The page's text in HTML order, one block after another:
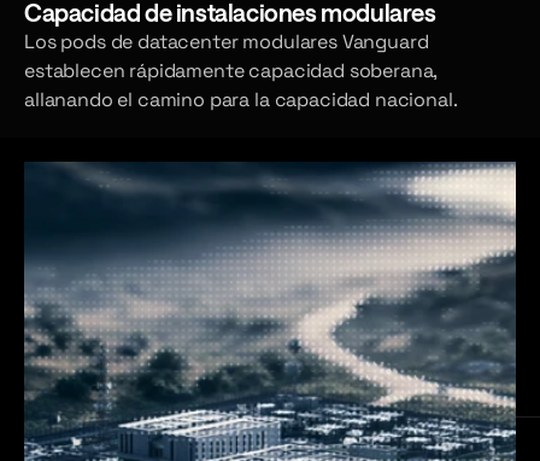
Capacidad de instalaciones modulares
Los pods de datacenter modulares Vanguard
establecen rápidamente capacidad soberana,
allanando el camino para la capacidad nacional.